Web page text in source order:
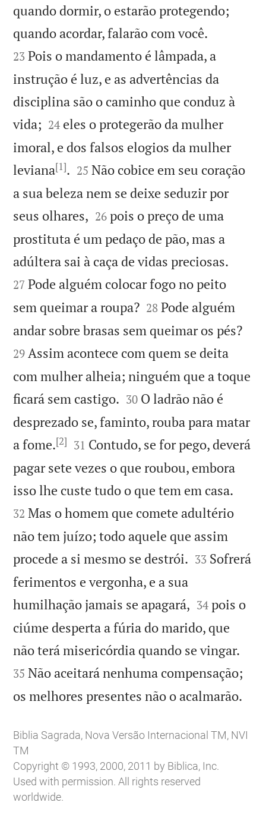
quando dormir, o estarão protegendo;
quando acordar, falarão com você.
23 Pois o mandamento é lâmpada, a
instrução é luz, e as advertências da
disciplina são o caminho que conduz à
vida; 

24 eles o protegerão da mulher
imoral, e dos falsos elogios da mulher
leviana[1]. 

25 Não cobice em seu coração
a sua beleza nem se deixe seduzir por
seus olhares, 

26 pois o preço de uma
prostituta é um pedaço de pão, mas a
adúltera sai à caça de vidas preciosas.
27 Pode alguém colocar fogo no peito
sem queimar a roupa?
28 Pode alguém
andar sobre brasas sem queimar os pés?
29 Assim acontece com quem se deita
com mulher alheia; ninguém que a toque
ficará sem castigo. 

30 O ladrão não é
desprezado se, faminto, rouba para matar
a fome.[2] 

31 Contudo, se for pego, deverá
pagar sete vezes o que roubou, embora
isso lhe custe tudo o que tem em casa.
32 Mas o homem que comete adultério
não tem juízo; todo aquele que assim
procede a si mesmo se destrói. 

33 Sofrerá
ferimentos e vergonha, e a sua
humilhação jamais se apagará, 

34 pois o
ciúme desperta a fúria do marido, que
não terá misericórdia quando se vingar.
35 Não aceitará nenhuma compensação;
os melhores presentes não o acalmarão.
Biblia Sagrada, Nova Versão Internacional TM, NVI
TM
Copyright © 1993, 2000, 2011 by Biblica, Inc.
Used with permission. All rights reserved
worldwide.